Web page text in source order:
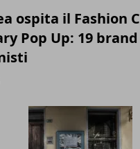
ospita il Fashion
Pop Up: 19